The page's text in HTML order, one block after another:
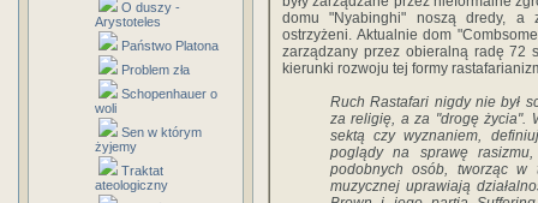
O duszy -
Arystoteles
Państwo Platona
Problem zła
Schopenhauer o
woli
Sen w którym
żyjemy
Traktat
ateologiczny
domu "Nyabinghi" noszą dredy, a
ostrzyżeni. Aktualnie dom
zarządzany przez obieralną radę 72
kierunki rozwoju tej formy
Ruch Rastafari nigdy nie był
za religię, a za "drogę życia".
sektą czy wyznaniem,
poglądy na sprawę
podobnych osób, tworząc w
muzycznej uprawiają